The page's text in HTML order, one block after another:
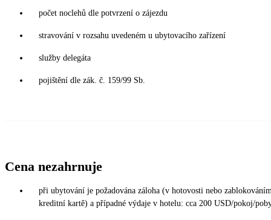
počet noclehů dle potvrzení o zájezdu
stravování v rozsahu uvedeném u ubytovacího zařízení
služby delegáta
pojištění dle zák. č. 159/99 Sb.
Cena nezahrnuje
při ubytování je požadována záloha (v hotovosti nebo
kreditní kartě) a případné výdaje v hotelu: cca 200 USD/pokoj/